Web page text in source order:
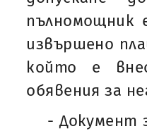
пълномощник
извършено
който е
обявения за
- Документ